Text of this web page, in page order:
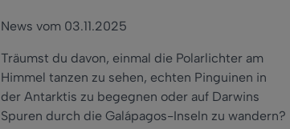
News vom 03.11.2025
Träumst du davon, einmal die Polarlichter am
Himmel tanzen zu sehen, echten Pinguinen in
der Antarktis zu begegnen oder auf Darwins
Spuren durch die Galápagos-Inseln zu wandern?